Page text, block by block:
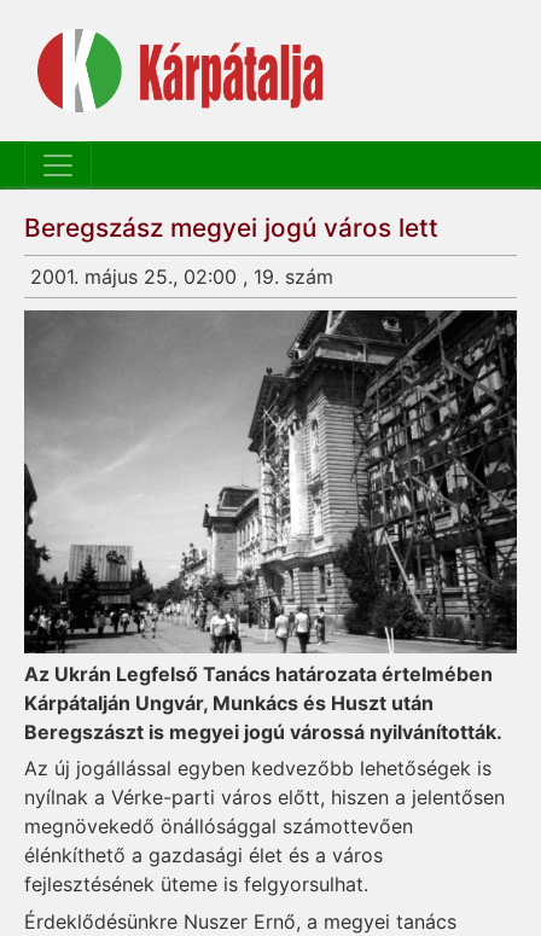
Beregszász megyei jogú város lett
2001. május 25., 02:00 , 19. szám
Az Ukrán Legfelső Tanács határozata értelmében
Kárpátalján Ungvár, Munkács és Huszt után
Beregszászt is megyei jogú várossá nyilvánították.
Az új jogállással egyben kedvezőbb lehetőségek is
nyílnak a Vér­ke-­parti város előtt, hiszen a jelentősen
megnövekedő önállósággal számottevően
élénkíthető a gazdasági élet és a város
fejlesztésének üteme is felgyorsulhat.
Érdeklődésünkre Nuszer Ernő, a megyei tanács